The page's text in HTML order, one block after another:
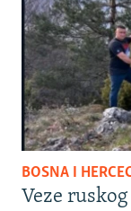
BOSNA I
Veze